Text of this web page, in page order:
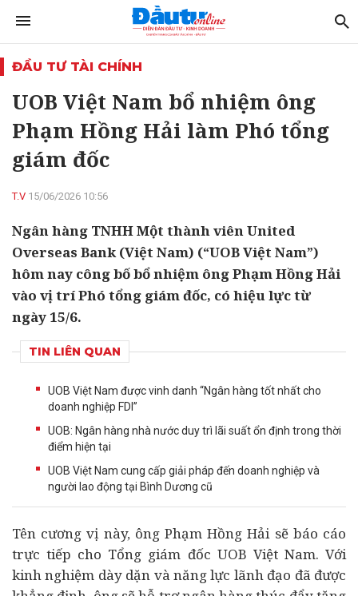
ĐẦU TƯ TÀI CHÍNH
UOB Việt Nam bổ nhiệm ông
Phạm Hồng Hải làm Phó tổng
giám đốc
T.V 15/06/2026 10:56
Ngân hàng TNHH Một thành viên United
Overseas Bank (Việt Nam) (“UOB Việt Nam”)
hôm nay công bố bổ nhiệm ông Phạm Hồng Hải
vào vị trí Phó tổng giám đốc, có hiệu lực từ
ngày 15/6.
TIN LIÊN QUAN
UOB Việt Nam được vinh danh “Ngân hàng tốt nhất cho
doanh nghiệp FDI”
UOB: Ngân hàng nhà nước duy trì lãi suất ổn định trong thời
điểm hiện tại
UOB Việt Nam cung cấp giải pháp đến doanh nghiệp và
người lao động tại Bình Dương cũ
Tên cương vị này, ông Phạm Hồng Hải sẽ báo cáo
trực tiếp cho Tổng giám đốc UOB Việt Nam. Với
kinh nghiệm dày dặn và năng lực lãnh đạo đã được